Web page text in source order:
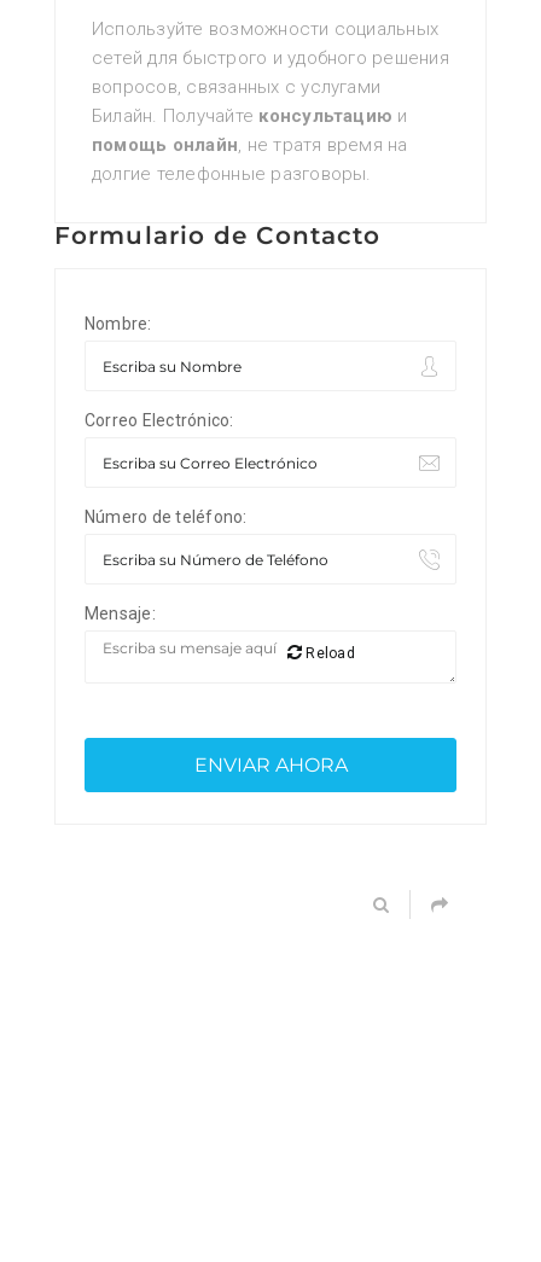
Используйте возможности социальных
сетей для быстрого и удобного решения
вопросов‚ связанных с услугами
Билайн. Получайте консультацию и
помощь онлайн‚ не тратя время на
долгие телефонные разговоры.
Formulario de Contacto
Nombre:
Correo Electrónico:
Número de teléfono:
Mensaje:
Reload